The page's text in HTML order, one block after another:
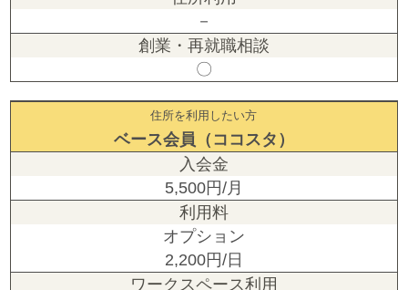
－
〇
住所を利用したい方
ベース会員（ココスタ）
5,500円/月
オプション
2,200円/日